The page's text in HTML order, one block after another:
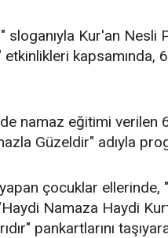
sloganıyla Kur'an Nesli
etkinlikleri kapsamında,
namaz eğitimi verilen
Güzeldir" adıyla
çocuklar ellerinde,
Namaza Haydi
pankartlarını